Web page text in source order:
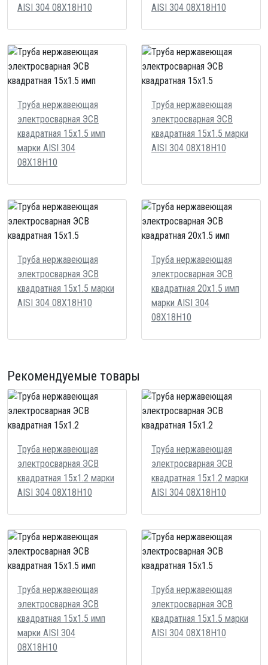
AISI 304 08Х18Н10
AISI 304 08Х18Н10
Труба нержавеющая
электросварная ЭСВ
квадратная 15х1.5 имп
марки AISI 304
08Х18Н10
Труба нержавеющая
электросварная ЭСВ
квадратная 15х1.5 марки
AISI 304 08Х18Н10
Труба нержавеющая
электросварная ЭСВ
квадратная 15х1.5 марки
AISI 304 08Х18Н10
Труба нержавеющая
электросварная ЭСВ
квадратная 20х1.5 имп
марки AISI 304
08Х18Н10
Рекомендуемые товары
Труба нержавеющая
электросварная ЭСВ
квадратная 15х1.2 марки
AISI 304 08Х18Н10
Труба нержавеющая
электросварная ЭСВ
квадратная 15х1.2 марки
AISI 304 08Х18Н10
Труба нержавеющая
электросварная ЭСВ
квадратная 15х1.5 имп
марки AISI 304
08Х18Н10
Труба нержавеющая
электросварная ЭСВ
квадратная 15х1.5 марки
AISI 304 08Х18Н10